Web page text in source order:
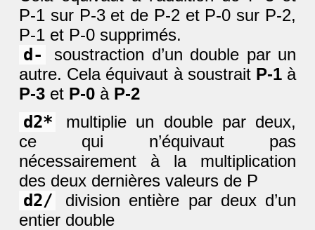
P-1 sur P-3 et de P-2 et P-0 sur P-2,
P-1 et P-0 supprimés.
d-
soustraction d’un double par un
autre. Cela équivaut à soustrait P-1à
P-3 et P-0 à P-2
d2*
multiplie un double par deux,
ce qui n’équivaut pas
nécessairement à la multiplication
des deux dernières valeurs de P
d2/
division entière par deux d’un
entier double